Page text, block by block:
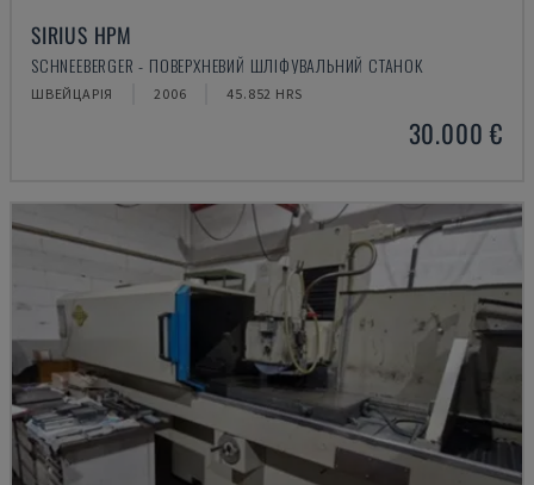
SIRIUS HPM
SCHNEEBERGER - ПОВЕРХНЕВИЙ ШЛІФУВАЛЬНИЙ СТАНОК
ШВЕЙЦАРІЯ 2006 45.852 HRS
30.000 €